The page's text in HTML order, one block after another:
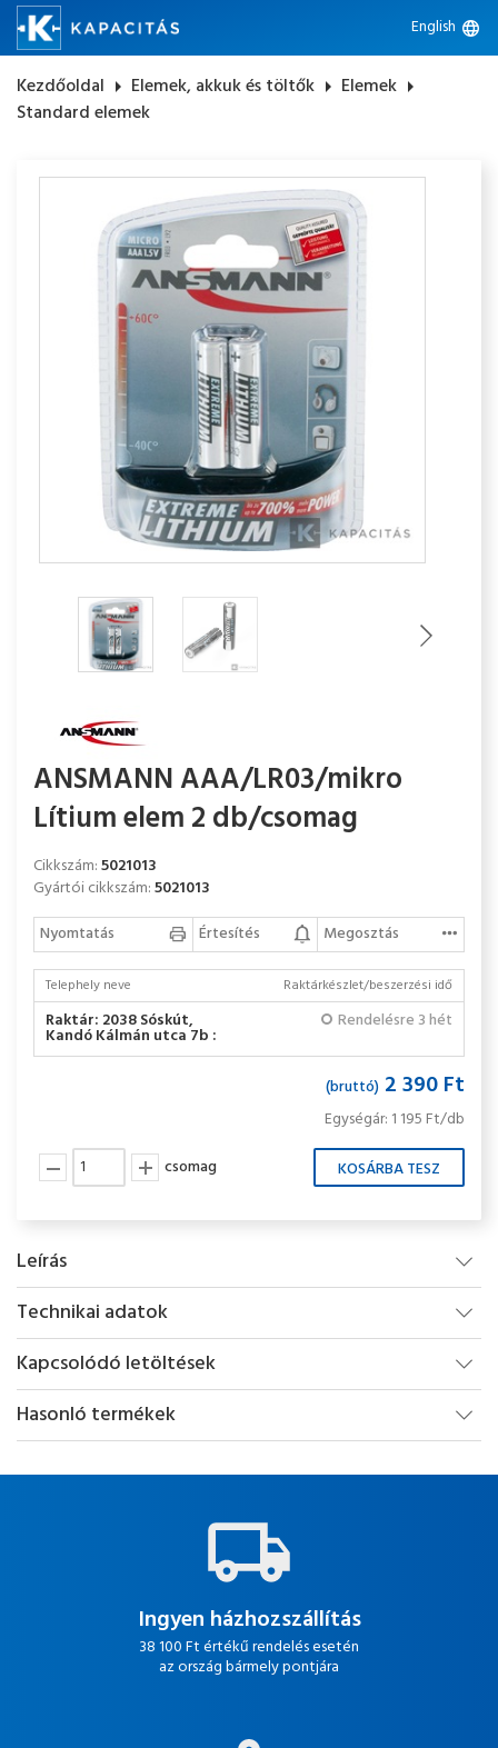
English language
Kezdőoldal arrow_right Elemek, akkuk és töltők arrow_right Elemek arrow_right
Standard elemek
ANSMANN AAA/LR03/mikro
Lítium elem 2 db/csomag
Cikkszám:5021013
Gyártói cikkszám:5021013
Nyomtatás
Értesítés Megosztás
Telephely neve Raktárkészlet/beszerzési idő
Raktár: 2038 Sóskút,
Kandó Kálmán utca 7b :
Rendelésre 3 hét
(bruttó) 2 390 Ft
Egységár: 1 195 Ft/db
csomag
Leírás
Technikai adatok
Kapcsolódó letöltések
Hasonló termékek
Ingyen házhozszállítás
38 100 Ft értékű rendelés esetén
az ország bármely pontjára